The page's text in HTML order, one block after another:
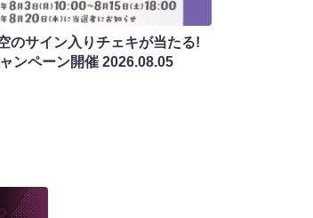
のサイン入りチェキが当たる!
ンペーン開催 2026.08.05